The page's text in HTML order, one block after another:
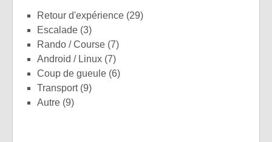
Retour d'expérience (29)
Escalade (3)
Rando / Course (7)
Android / Linux (7)
Coup de gueule (6)
Transport(9)
Autre (9)